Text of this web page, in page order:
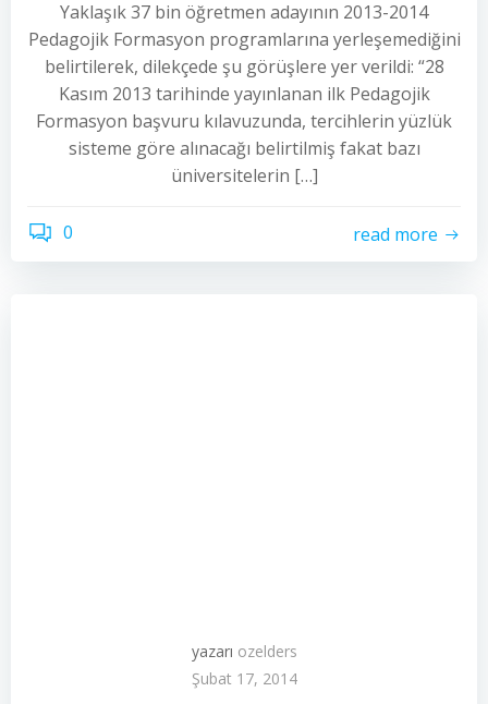
Yaklaşık 37 bin öğretmen adayının 2013-2014
Pedagojik Formasyon programlarına yerleşemediğini
belirtilerek, dilekçede şu görüşlere yer verildi: “28
Kasım 2013 tarihinde yayınlanan ilk Pedagojik
Formasyon başvuru kılavuzunda, tercihlerin yüzlük
sisteme göre alınacağı belirtilmiş fakat bazı
üniversitelerin […]
0 read more
yazarı ozelders
Şubat 17, 2014